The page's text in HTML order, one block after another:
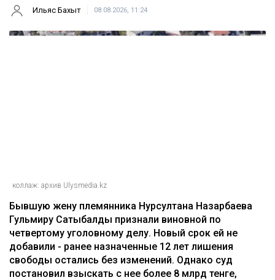
Ильяс Бахыт 08.08.2026, 11:24
коллаж: архив Ulysmedia.kz
Бывшую жену племянника Нурсултана Назарбаева
Гульмиру Сатыбалды признали виновной по
четвертому уголовному делу. Новый срок ей не
добавили - ранее назначенные 12 лет лишения
свободы остались без изменений. Однако суд
постановил взыскать с нее более 8 млрд тенге,